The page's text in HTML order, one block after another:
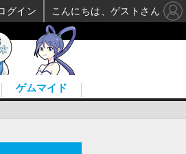
ゲムマイド
グイン こんにちは、ゲストさん